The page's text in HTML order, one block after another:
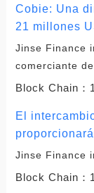
Cobie: Una
21 millones
Jinse Finance
comerciante
Block Chain：
El
Jinse Finance
Block Chain：